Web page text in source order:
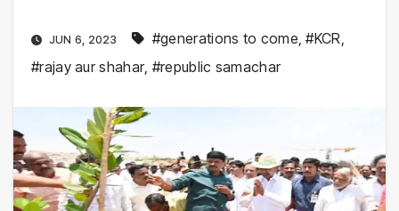
JUN 6, 2023 #generations to come ,#KCR
#rajay aur shahar, #republic samachar